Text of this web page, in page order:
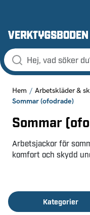
Hem Arbetskläder &
Sommar (ofodrade)
Sommar
Arbetsjackor för
komfort och skydd
arbetsjackor är
våra skaljackor ett
och vindtätt lager,
Kategorier